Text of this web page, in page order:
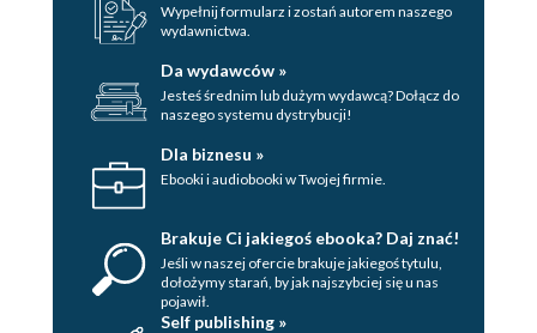
CZTERDZIEŚCI TRZY
CZTERDZIEŚCI PIĘĆ
CZTERDZIEŚCI SIEDEM
CZTERDZIEŚCI DZIEWIĘĆ
PIĘĆDZIESIĄT
Wypełnij formularz i zostań autorem naszego
wydawnictwa.
Da wydawców »
Jesteś średnim lub dużym wydawcą? Dołącz do
naszego systemu dystrybucji!
Dla biznesu »
Ebooki i audiobooki w Twojej firmie.
Brakuje Ci jakiegoś ebooka? Daj znać!
Jeśli w naszej ofercie brakuje jakiegoś tytulu,
dołożymy starań, by jak najszybciej się u nas
pojawił.
Self publishing »